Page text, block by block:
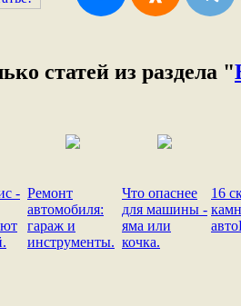
статей из раздела "
- Ремонт
автомобиля:
гараж и
инструменты.
Что опаснее
для машины -
яма или
кочка.
16